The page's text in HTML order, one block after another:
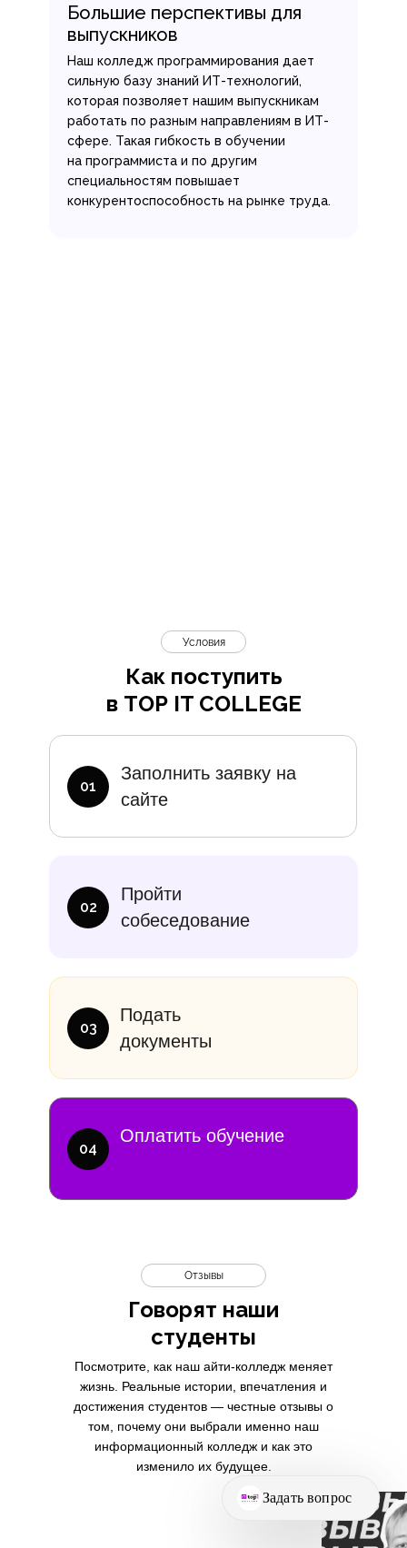
Большие перспективы для
выпускников
Наш колледж программирования дает
сильную базу знаний ИТ-технологий,
которая позволяет нашим выпускникам
работать по разным направлениям в ИТ-
сфере. Такая гибкость в обучении
на программиста и по другим
специальностям повышает
конкурентоспособность на рынке труда.
Оплатить обучение
Подать
документы
Пройти
собеседование
Заполнить заявку на
сайте
Как поступить
в TOP IT COLLEGE
Условия
01
02
03
04
Говорят наши
студенты
Отзывы
Посмотрите, как наш айти-колледж меняет
жизнь. Реальные истории, впечатления и
достижения студентов — честные отзывы о
том, почему они выбрали именно наш
информационный колледж и как это
изменило их будущее.